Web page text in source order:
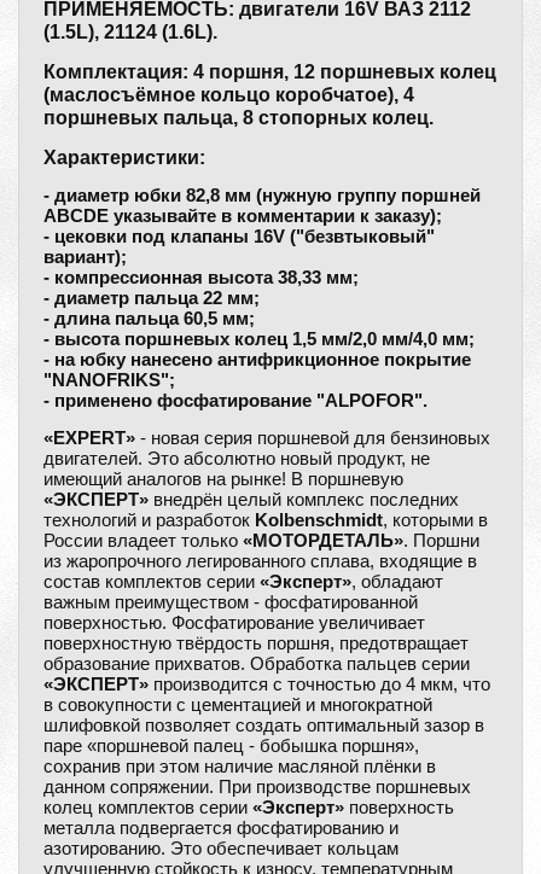
ПРИМЕНЯЕМОСТЬ: двигатели 16V ВАЗ 2112
(1.5L), 21124 (1.6L).
Комплектация: 4 поршня, 12 поршневых колец
(маслосъёмное кольцо коробчатое), 4
поршневых пальца, 8 стопорных колец.
Характеристики:
- диаметр юбки 82,8 мм (нужную группу поршней
ABCDE указывайте в комментарии к заказу);
- цековки под клапаны 16V ("безвтыковый"
вариант);
- компрессионная высота 38,33 мм;
- диаметр пальца 22 мм;
- длина пальца 60,5 мм;
- высота поршневых колец 1,5 мм/2,0 мм/4,0 мм;
- на юбку нанесено антифрикционное покрытие
"NANOFRIKS";
- применено фосфатирование "ALPOFOR".
«EXPERT» - новая серия поршневой для бензиновых
двигателей. Это абсолютно новый продукт, не
имеющий аналогов на рынке! В поршневую
«ЭКСПЕРТ» внедрён целый комплекс последних
технологий и разработок Kolbenschmidt, которыми в
России владеет только «МОТОРДЕТАЛЬ». Поршни
из жаропрочного легированного сплава, входящие в
состав комплектов серии «Эксперт», обладают
важным преимуществом - фосфатированной
поверхностью. Фосфатирование увеличивает
поверхностную твёрдость поршня, предотвращает
образование прихватов. Обработка пальцев серии
«ЭКСПЕРТ» производится с точностью до 4 мкм, что
в совокупности с цементацией и многократной
шлифовкой позволяет создать оптимальный зазор в
паре «поршневой палец - бобышка поршня»,
сохранив при этом наличие масляной плёнки в
данном сопряжении. При производстве поршневых
колец комплектов серии «Эксперт» поверхность
металла подвергается фосфатированию и
азотированию. Это обеспечивает кольцам
улучшенную стойкость к износу, температурным